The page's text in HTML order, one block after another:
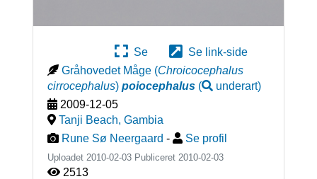
Se
Se link-side
Gråhovedet Måge (Chroicocephalus
cirrocephalus) poiocephalus( underart)
2009-12-05
Tanji Beach, Gambia
Rune Sø Neergaard - Se profil
Uploadet 2010-02-03 Publiceret 2010-02-03
2513